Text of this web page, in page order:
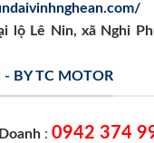
lộ Lê Nin, xã Nghi
BY TC MOTOR
: 0942 374